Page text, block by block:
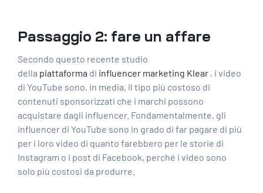
Passaggio 2: fare un affare
Secondo questo recente studio
della piattaforma di influencer marketing Klear , i video
di YouTube sono, in media, il tipo più costoso di
contenuti sponsorizzati che i marchi possono
acquistare dagli influencer. Fondamentalmente, gli
influencer di YouTube sono in grado di far pagare di più
per i loro video di quanto farebbero per le storie di
Instagram o i post di Facebook, perché i video sono
solo più costosi da produrre.